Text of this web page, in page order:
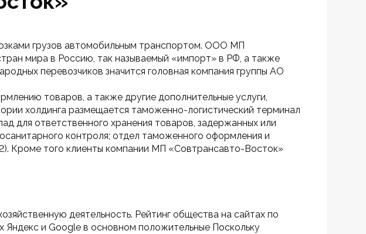
грузов автомобильным транспортом. ООО МП
мира в Россию, так называемый «импорт» в РФ, а также
перевозчиков значится головная компания группы АО
товаров, а также другие дополнительные услуги,
холдинга размещается таможенно-логистический терминал
для ответственного хранения товаров, задержанных или
контроля; отдел таможенного оформления и
Кроме того клиенты компании МП «Совтрансавто-Восток»
деятельность. Рейтинг общества на сайтах по
и Google в основном положительные Поскольку